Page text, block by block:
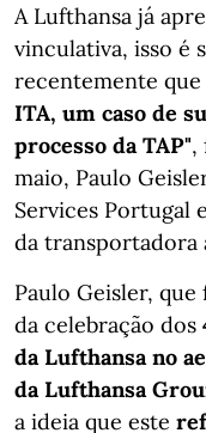
A Lufthansa já
vinculativa, isso é
recentemente
ITA, um caso de
processo da TAP",
maio, Paulo
Services Portugal
da transportadora
Paulo Geisler, que
da celebração dos
da Lufthansa no
da Lufthansa
a ideia que este